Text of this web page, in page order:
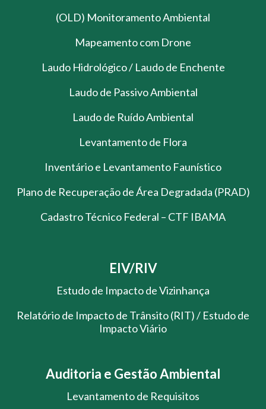
(OLD) Monitoramento Ambiental
Mapeamento com Drone
Laudo Hidrológico / Laudo de Enchente
Laudo de Passivo Ambiental
Laudo de Ruído Ambiental
Levantamento de Flora
Inventário e Levantamento Faunístico
Plano de Recuperação de Área Degradada (PRAD)
Cadastro Técnico Federal – CTF IBAMA
EIV/RIV
Estudo de Impacto de Vizinhança
Relatório de Impacto de Trânsito (RIT) / Estudo de
Impacto Viário
Auditoria e Gestão Ambiental
Levantamento de Requisitos